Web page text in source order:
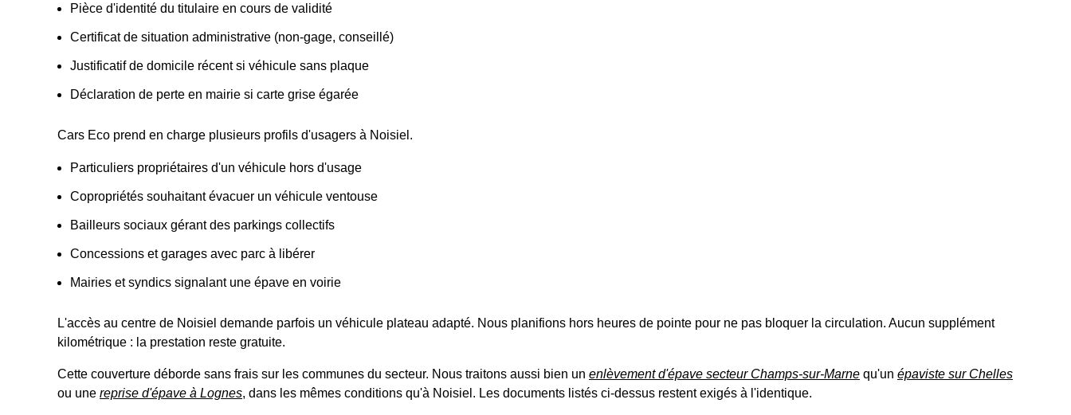
Pièce d'identité du titulaire en cours de validité
Certificat de situation administrative (non-gage, conseillé)
Justificatif de domicile récent si véhicule sans plaque
Déclaration de perte en mairie si carte grise égarée
Cars Eco prend en charge plusieurs profils d'usagers à Noisiel.
Particuliers propriétaires d'un véhicule hors d'usage
Copropriétés souhaitant évacuer un véhicule ventouse
Bailleurs sociaux gérant des parkings collectifs
Concessions et garages avec parc à libérer
Mairies et syndics signalant une épave en voirie
L'accès au centre de Noisiel demande parfois un véhicule plateau adapté. Nous planifions hors heures de pointe pour ne pas bloquer la circulation. Aucun supplément
kilométrique : la prestation reste gratuite.
Cette couverture déborde sans frais sur les communes du secteur. Nous traitons aussi bien un enlèvement d'épave secteur Champs-sur-Marne qu'un épaviste sur Chelles
ou une reprise d'épave à Lognes, dans les mêmes conditions qu'à Noisiel. Les documents listés ci-dessus restent exigés à l'identique.